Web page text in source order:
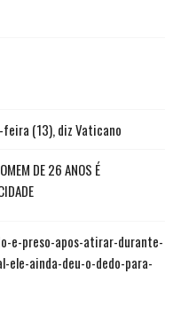
feira (13), diz Vaticano
DE 26 ANOS É
e-preso-apos-atirar-durante-
ainda-deu-o-dedo-para-